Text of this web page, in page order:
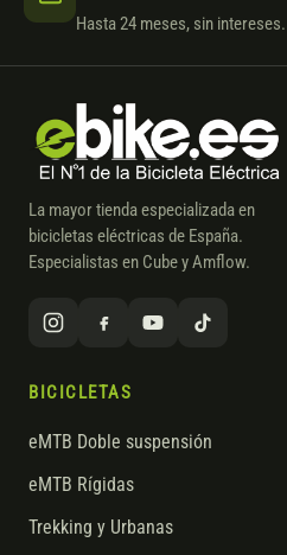
Hasta 24 meses, sin intereses.
La mayor tienda especializada en
bicicletas eléctricas de España.
Especialistas en Cube y Amflow.
BICICLETAS
eMTB Doble suspensión
eMTB Rígidas
Trekking y Urbanas